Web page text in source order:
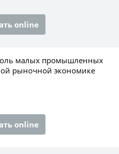
online
малых промышленных
рыночной экономике
online